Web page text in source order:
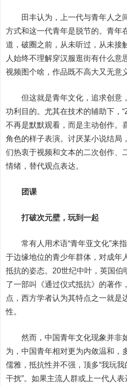
田丰认为，上一代与青年人之
方式和这一代青年是脱节的。青年
道，破圈之前，从未听过，从未接
人始终不理解穿汉服逛街有什么意
视频图个啥，作品既不高大又无意
但这就是青年文化，追求创意
功利目的。尤其在技术的辅助下，
不再是默默观看，而是主动创作。
角色的样子表演。讨厌某小说结局
们热衷于视频和文本的二次创作、
情绪，替代观点表达。
团课
打破次元壁，玩到一起
常有人用术语“青年亚文化”来指
于边缘地位的青少年群体，对成年
抵抗的姿态。20世纪中叶，英国伯
了一部叫《通过仪式抵抗》的著作
点，西方学者认为其特点之一就是
性。
然而，中国青年文化现象并非
为，中国青年相对更为内敛温和，
儒雅，抵抗性并不强，顶多“我玩
干扰”。如果主流人群或上一代人